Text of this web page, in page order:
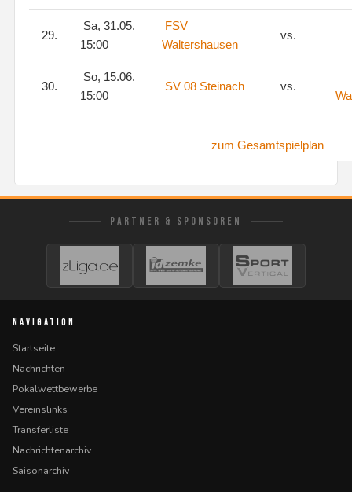
29.
Sa, 31.05.
15:00
FSV
Waltershausen
vs.
30.
So, 15.06.
15:00
SV 08 Steinach vs.
zum Gesamtspielplan
PARTNER & SPONSOREN
NAVIGATION
Startseite
Nachrichten
Pokalwettbewerbe
Vereinslinks
Transferliste
Nachrichtenarchiv
Saisonarchiv